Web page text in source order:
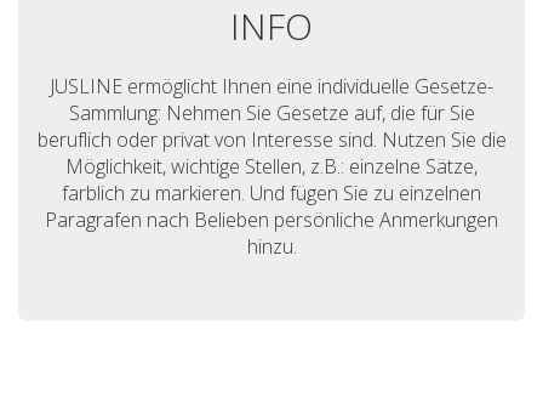
INFO
JUSLINE ermöglicht Ihnen eine individuelle Gesetze-
Sammlung: Nehmen Sie Gesetze auf, die für Sie
beruflich oder privat von Interesse sind. Nutzen Sie die
Möglichkeit, wichtige Stellen, z.B.: einzelne Sätze,
farblich zu markieren. Und fügen Sie zu einzelnen
Paragrafen nach Belieben persönliche Anmerkungen
hinzu.